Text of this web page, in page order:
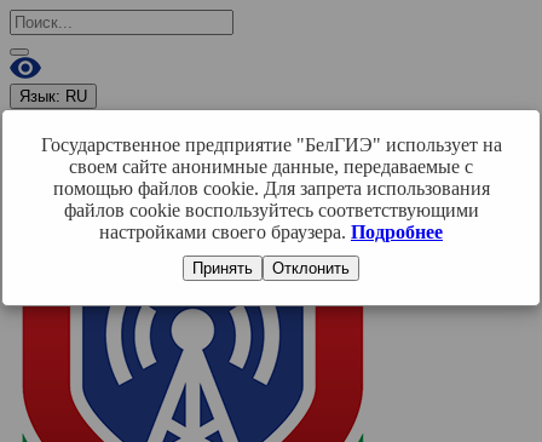
Язык: RU
Государственное предприятие "БелГИЭ" использует на
своем сайте анонимные данные, передаваемые с
помощью файлов cookie. Для запрета использования
файлов cookie воспользуйтесь соответствующими
настройками своего браузера. Подробнее
Принять Отклонить